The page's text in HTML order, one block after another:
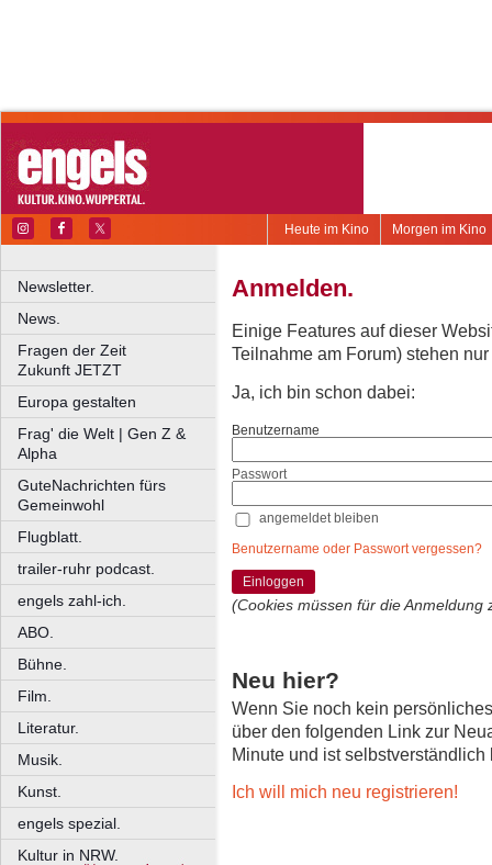
Morgen im Kino
Heute im Kino
Newsletter.
News.
Fragen der Zeit
Zukunft JETZT
Europa gestalten
Frag' die Welt | Gen Z &
Alpha
GuteNachrichten fürs
Gemeinwohl
Flugblatt.
trailer-ruhr podcast.
engels zahl-ich.
ABO.
Bühne.
Film.
Literatur.
Musik.
Kunst.
engels spezial.
Kultur in NRW.
Anmelden.
Einige Features auf dieser
Teilnahme am Forum) stehen
Ja, ich bin schon dabei:
Benutzername
Passwort
angemeldet bleiben
Benutzername oder Passwort vergessen?
Einloggen
(Cookies müssen für die Anmeldung
Neu hier?
Wenn Sie noch kein
über den folgenden Link zur
Minute und ist selbstverständlich
Ich will mich neu registrieren!